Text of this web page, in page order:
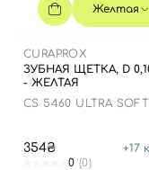
Желтая
CURAPROX
ЗУБНАЯ ЩЕТКА, D
- ЖЕЛТАЯ
CS 5460 ULTRA SOFT
354₴ +17
0 (0)